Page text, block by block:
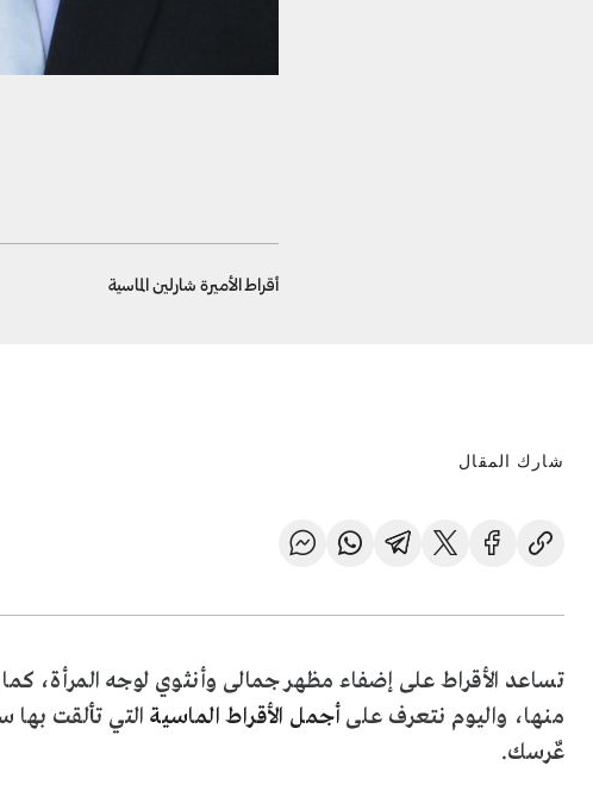
أقراط الأميرة شارلين الماسية
شارك المقال
تساعد الأقراط على إضفاء مظهر جمالى وأنثوي لوجه المرأة،
منها، واليوم نتعرف علىأجمل الأقراط الماسيةالتي تألقت بها
عٌرسك.